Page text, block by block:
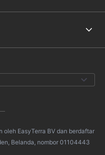
EasyTerra BV dan berdaftar
Belanda, nombor 01104443